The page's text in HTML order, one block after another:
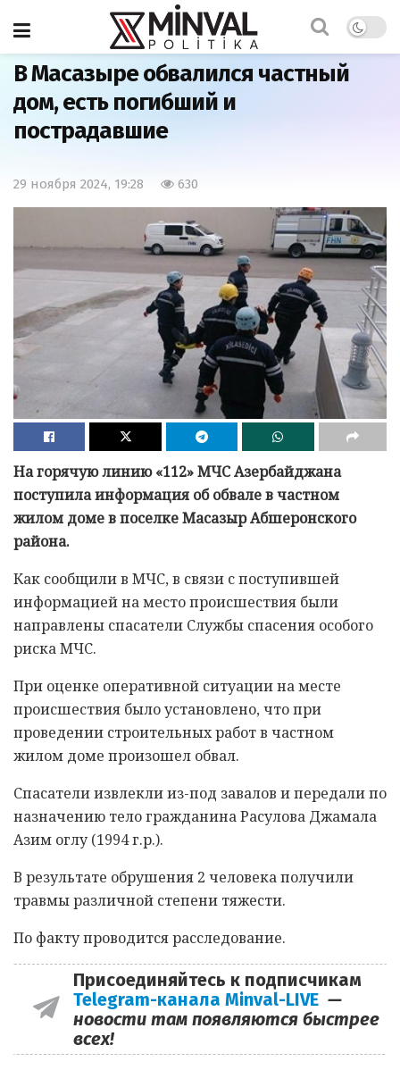
Главная Общество
В Масазыре обвалился частный
дом, есть погибший и
пострадавшие
29 ноября 2024, 19:28 630
На горячую линию «112» МЧС Азербайджана
поступила информация об обвале в частном
жилом доме в поселке Масазыр Абшеронского
района.
Как сообщили в МЧС, в связи с поступившей
информацией на место происшествия были
направлены спасатели Службы спасения особого
риска МЧС.
При оценке оперативной ситуации на месте
происшествия было установлено, что при
проведении строительных работ в частном
жилом доме произошел обвал.
Спасатели извлекли из-под завалов и передали по
назначению тело гражданина Расулова Джамала
Азим оглу (1994 г.р.).
В результате обрушения 2 человека получили
травмы различной степени тяжести.
По факту проводится расследование.
Присоединяйтесь к подписчикам
Telegram-канала Minval-LIVE —
новости там появляются быстрее
всех!